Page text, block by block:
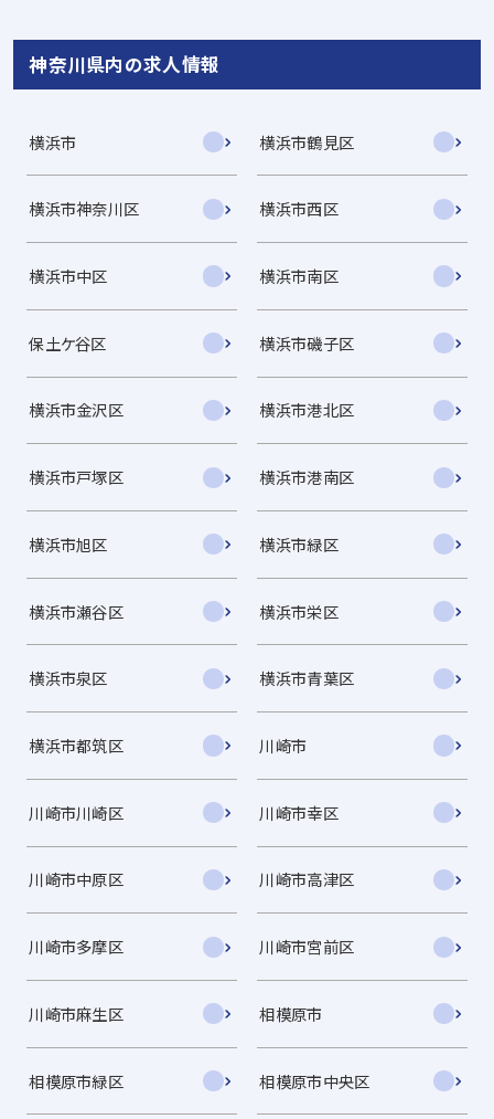
神奈川県内の求人情報
横浜市 横浜市鶴見区
横浜市神奈川区 横浜市西区
横浜市中区 横浜市南区
保土ケ谷区 横浜市磯子区
横浜市金沢区 横浜市港北区
横浜市戸塚区 横浜市港南区
横浜市旭区 横浜市緑区
横浜市瀬谷区 横浜市栄区
横浜市泉区 横浜市青葉区
横浜市都筑区 川崎市
川崎市川崎区 川崎市幸区
川崎市中原区 川崎市高津区
川崎市多摩区 川崎市宮前区
川崎市麻生区 相模原市
相模原市緑区 相模原市中央区